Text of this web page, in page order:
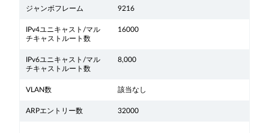
ジャンボフレーム 9216
IPv4ユニキャスト/マル
チキャストルート数
16000
IPv6ユニキャスト/マル
チキャストルート数
8,000
VLAN数 該当なし
ARPエントリー数 32000